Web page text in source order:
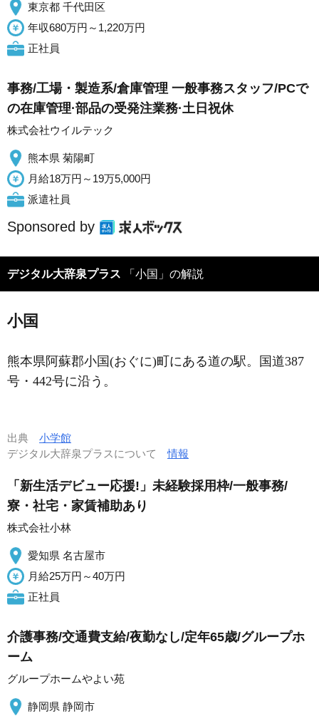
東京都 千代田区
年収680万円～1,220万円
正社員
事務/工場・製造系/倉庫管理 一般事務スタッフ/PCで
の在庫管理·部品の受発注業務·土日祝休
株式会社ウイルテック
熊本県 菊陽町
月給18万円～19万5,000円
派遣社員
Sponsored by
デジタル大辞泉プラス 「小国」の解説
小国
熊本県阿蘇郡小国(おぐに)町にある道の駅。国道387
号・442号に沿う。
出典 小学館
デジタル大辞泉プラスについて情報
「新生活デビュー応援!」未経験採用枠/一般事務/
寮・社宅・家賃補助あり
株式会社小林
愛知県 名古屋市
月給25万円～40万円
正社員
介護事務/交通費支給/夜勤なし/定年65歳/グループホ
ーム
グループホームやよい苑
静岡県 静岡市